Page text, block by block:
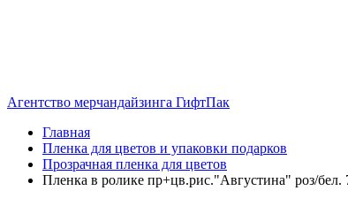
Агентство мерчандайзинга ГифтПак
Главная
Пленка для цветов и упаковки подарков
Прозрачная пленка для цветов
Пленка в ролике пр+цв.рис."Августина" роз/бел.